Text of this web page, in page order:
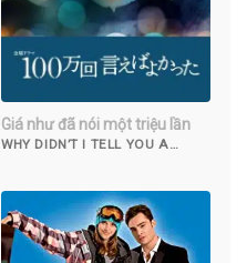
Giá như đã nói một triệu lần
WHY DIDN’T I TELL YOU A